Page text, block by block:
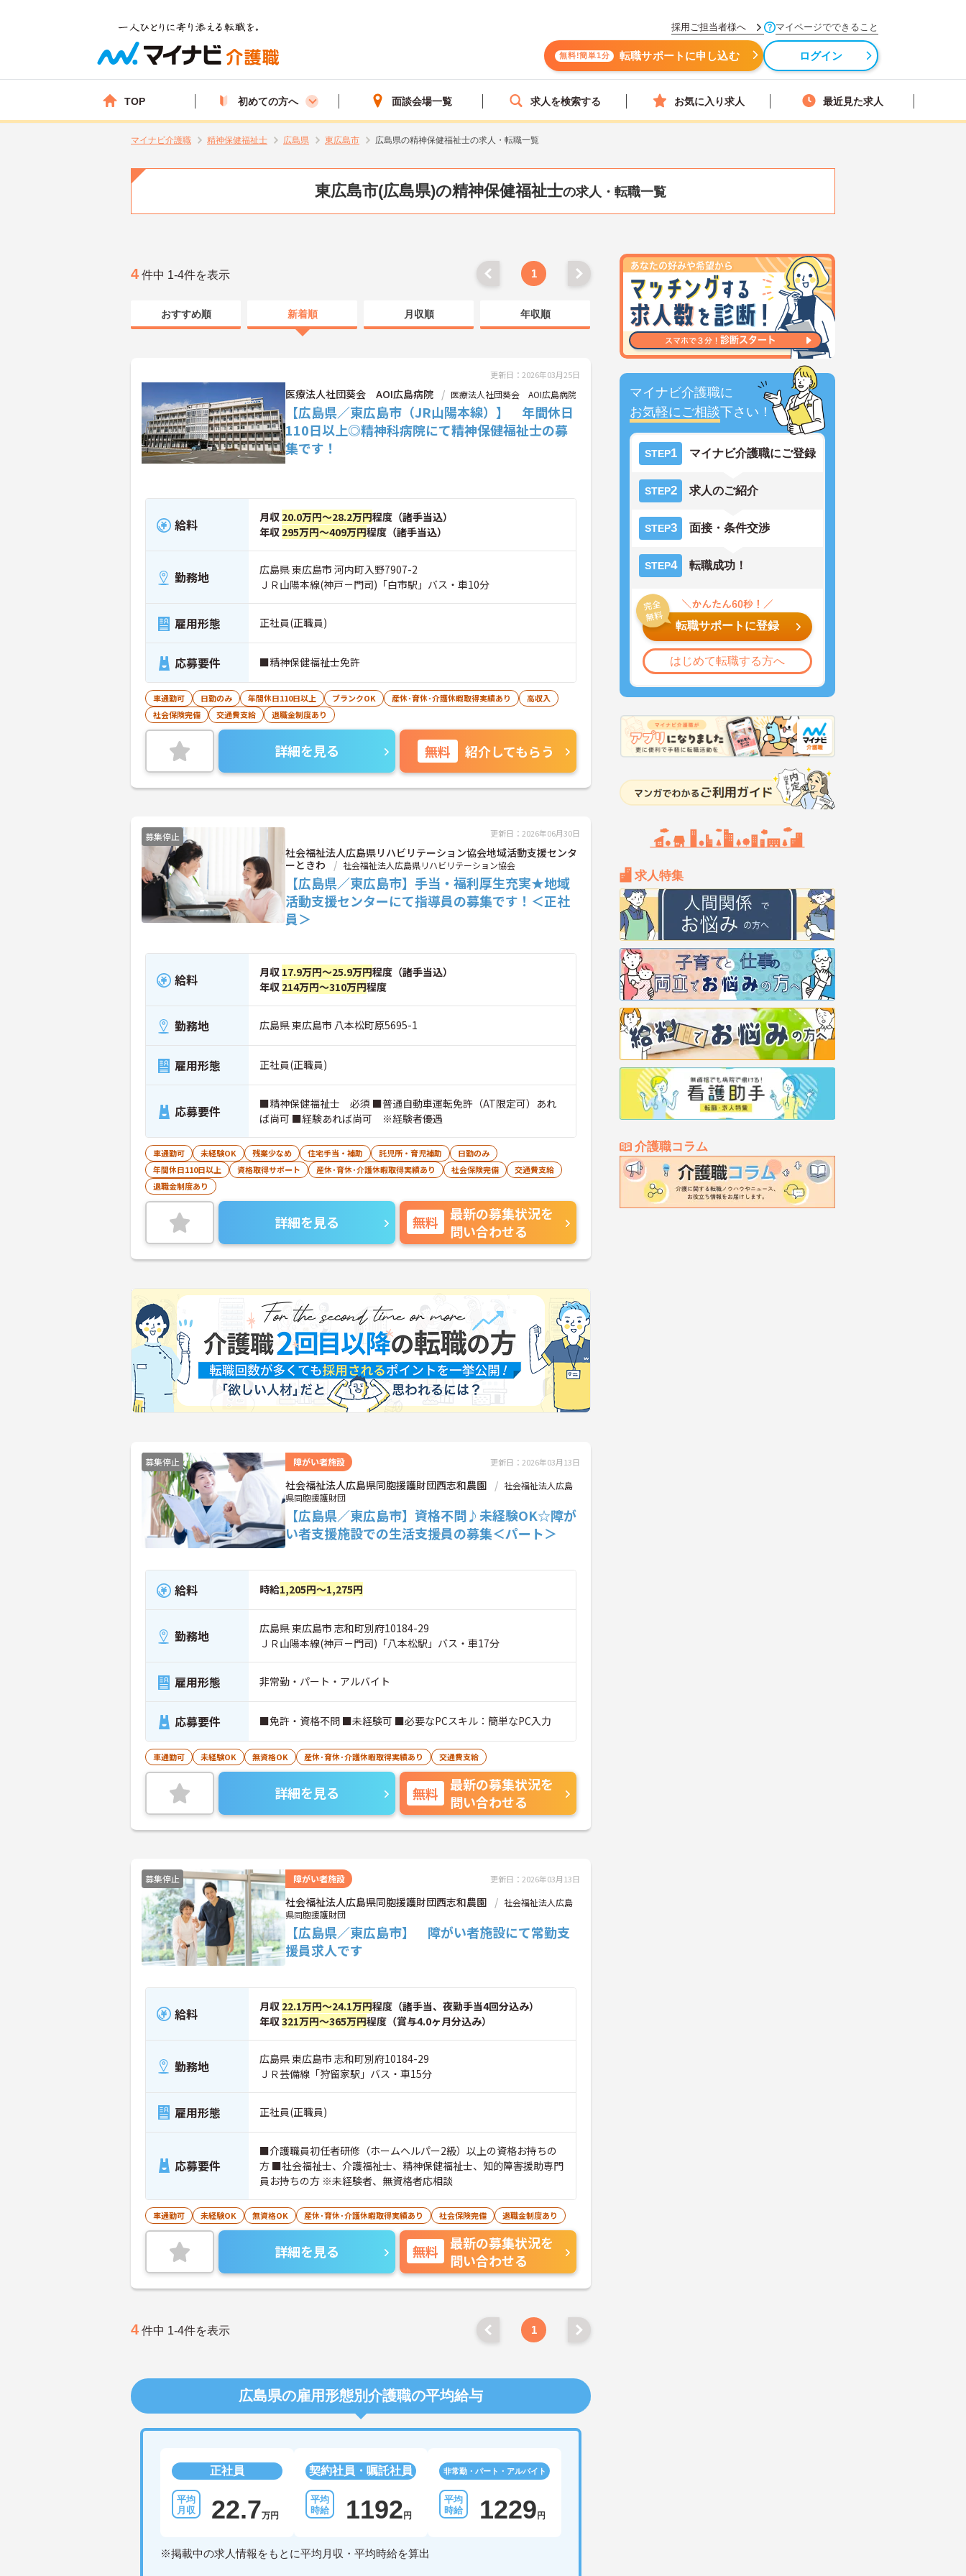
採用ご担当者様へ マイページでできること
無料!簡単1分 転職サポートに申し込む ログイン
TOP 初めての方へ 面談会場一覧 求人を検索する お気に入り求人 最近見た求人
マイナビ介護職 精神保健福祉士 広島県 東広島市 広島県の精神保健福祉士の求人・転職一覧
東広島市(広島県)の精神保健福祉士の求人・転職一覧
マイナビ介護職に
お気軽にご相談下さい！
STEP1 マイナビ介護職にご登録
STEP2 求人のご紹介
STEP3 面接・条件交渉
STEP4 転職成功！
転職サポートに登録
はじめて転職する方へ
求人特集
介護職コラム
4 件中 1-4件を表示 1
おすすめ順 新着順 月収順 年収順
更新日：2026年03月25日
医療法人社団葵会 AOI広島病院 医療法人社団葵会 AOI広島病院
【広島県／東広島市（JR山陽本線）】 年間休日
110日以上◎精神科病院にて精神保健福祉士の募
集です！
給料 月収 20.0万円～28.2万円程度（諸手当込）
年収 295万円～409万円程度（諸手当込）
勤務地
広島県 東広島市 河内町入野7907-2
ＪＲ山陽本線(神戸－門司)「白市駅」バス・車10分
雇用形態 正社員(正職員)
応募要件 ■精神保健福祉士免許
車通勤可 日勤のみ 年間休日110日以上 ブランクOK 産休･育休･介護休暇取得実績あり
高収入
社会保険完備
交通費支給 退職金制度あり
詳細を見る 無料 紹介してもらう
募集停止 更新日：2026年06月30日
社会福祉法人広島県リハビリテーション協会地域活動支援センタ
ーときわ
社会福祉法人広島県リハビリテーション協会
【広島県／東広島市】手当・福利厚生充実★地域
活動支援センターにて指導員の募集です！＜正社
員＞
給料 月収 17.9万円～25.9万円程度（諸手当込）
年収 214万円～310万円程度
勤務地 広島県 東広島市 八本松町原5695-1
雇用形態 正社員(正職員)
応募要件
■精神保健福祉士 必須 ■普通自動車運転免許（AT限定可）あれ
ば尚可 ■経験あれば尚可 ※経験者優遇
車通勤可 未経験OK 残業少なめ 住宅手当・補助 託児所・育児補助
日勤のみ
年間休日110日以上
資格取得サポート 産休･育休･介護休暇取得実績あり 社会保険完備
交通費支給
退職金制度あり
詳細を見る 無料
最新の募集状況を
問い合わせる
募集停止 障がい者施設 更新日：2026年03月13日
社会福祉法人広島県同胞援護財団西志和農園
社会福祉法人広島
県同胞援護財団
【広島県／東広島市】資格不問♪未経験OK☆障が
い者支援施設での生活支援員の募集＜パート＞
給料 時給1,205円～1,275円
勤務地
広島県 東広島市 志和町別府10184-29
ＪＲ山陽本線(神戸－門司)「八本松駅」バス・車17分
雇用形態 非常勤・パート・アルバイト
応募要件 ■免許・資格不問 ■未経験可 ■必要なPCスキル：簡単なPC入力
車通勤可 未経験OK 無資格OK 産休･育休･介護休暇取得実績あり 交通費支給
詳細を見る 無料
最新の募集状況を
問い合わせる
募集停止 障がい者施設 更新日：2026年03月13日
社会福祉法人広島県同胞援護財団西志和農園
社会福祉法人広島
県同胞援護財団
【広島県／東広島市】 障がい者施設にて常勤支
援員求人です
給料 月収 22.1万円～24.1万円程度（諸手当、夜勤手当4回分込み）
年収321万円～365万円程度（賞与4.0ヶ月分込み）
勤務地
広島県 東広島市 志和町別府10184-29
ＪＲ芸備線「狩留家駅」バス・車15分
雇用形態 正社員(正職員)
応募要件
■介護職員初任者研修（ホームヘルパー2級）以上の資格お持ちの
方 ■社会福祉士、介護福祉士、精神保健福祉士、知的障害援助専門
員お持ちの方 ※未経験者、無資格者応相談
車通勤可 未経験OK 無資格OK 産休･育休･介護休暇取得実績あり 社会保険完備 退職金制度あり
詳細を見る 無料
最新の募集状況を
問い合わせる
4 件中 1-4件を表示 1
広島県の雇用形態別介護職の平均給与
正社員
22.7万円
契約社員・嘱託社員
1192円
非常勤・パート・アルバイト
1229円
※掲載中の求人情報をもとに平均月収・平均時給を算出